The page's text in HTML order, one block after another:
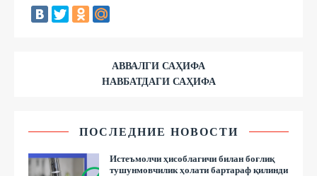
АВВАЛГИ САҲИФА
НАВБАТДАГИ САҲИФА
ПОСЛЕДНИЕ НОВОСТИ
Истеъмолчи ҳисоблагичи билан боғлиқ
тушунмовчилик ҳолати бартараф қилинди